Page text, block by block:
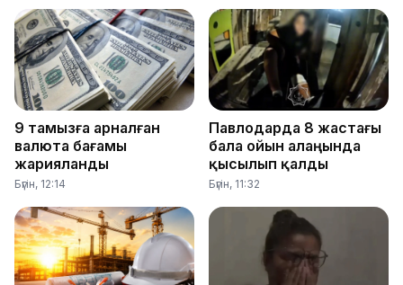
9 тамызға арналған
валюта бағамы
жарияланды
Бүгін, 12:14
Павлодарда 8 жастағы
бала ойын алаңында
қысылып қалды
Бүгін, 11:32